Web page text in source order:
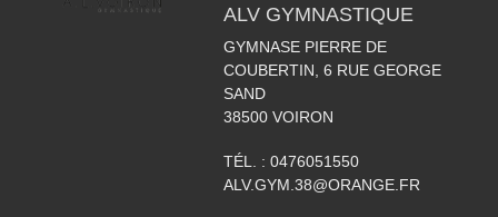
ALV GYMNASTIQUE
GYMNASE PIERRE DE
COUBERTIN, 6 RUE GEORGE
SAND
38500 VOIRON
TÉL. : 0476051550
ALV.GYM.38@ORANGE.FR